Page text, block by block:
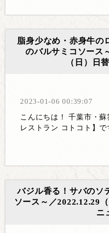
脂身少なめ・赤身牛の
のバルサミコソース
（日）日
2023-01-06 00:39:07
こんにちは！ 千葉市・
レストラン コトコト】
バジル香る！サバのソ
ソース～／2022.12.29
ニ